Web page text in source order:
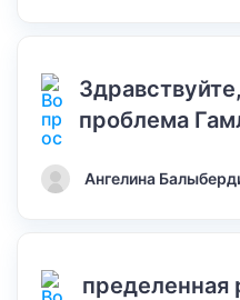
проблема
Ангелина
пределенная